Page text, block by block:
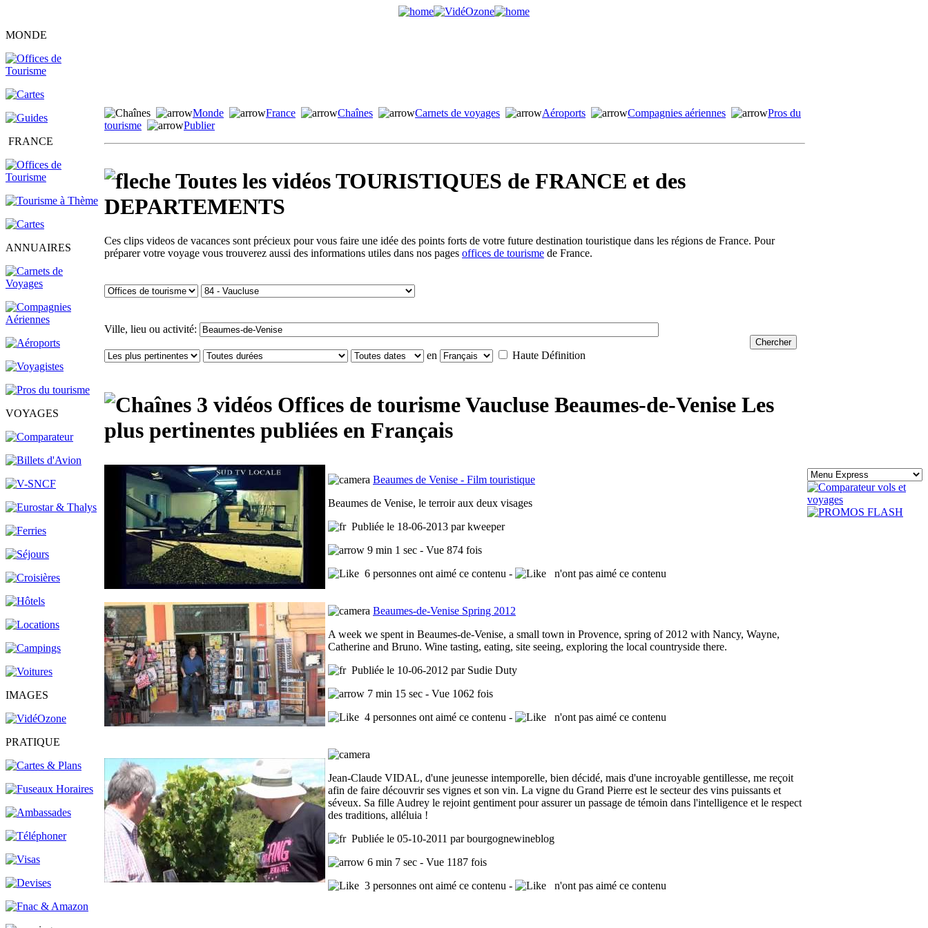
MONDE
FRANCE
ANNUAIRES
VOYAGES
IMAGES
PRATIQUE
Monde France Chaînes Carnets de voyages Aéroports Compagnies aériennes
Pros du
tourisme
Publier
Toutes les vidéos TOURISTIQUES de FRANCE et des
DEPARTEMENTS
Ces clips videos de vacances sont précieux pour vous faire une idée des points forts de votre future destination touristique dans les régions de France. Pour
préparer votre voyage vous trouverez aussi des informations utiles dans nos pages offices de tourisme de France.
Ville, lieu ou activité:
en Haute Définition
3 vidéos Offices de tourisme Vaucluse Beaumes-de-Venise Les
plus pertinentes publiées en Français
Beaumes de Venise - Film touristique
Beaumes de Venise, le terroir aux deux visages
Publiée le 18-06-2013 par kweeper
9 min 1 sec - Vue 874 fois
6 personnes ont aimé ce contenu -
n'ont pas aimé ce contenu
Beaumes-de-Venise Spring 2012
A week we spent in Beaumes-de-Venise, a small town in Provence, spring of 2012 with Nancy, Wayne,
Catherine and Bruno. Wine tasting, eating, site seeing, exploring the local countryside there.
Publiée le 10-06-2012 par Sudie Duty
7 min 15 sec - Vue 1062 fois
4 personnes ont aimé ce contenu -
n'ont pas aimé ce contenu
Jean-Claude VIDAL, d'une jeunesse intemporelle, bien décidé, mais d'une incroyable gentillesse, me reçoit
afin de faire découvrir ses vignes et son vin. La vigne du Grand Pierre est le secteur des vins puissants et
séveux. Sa fille Audrey le rejoint gentiment pour assurer un passage de témoin dans l'intelligence et le respect
des traditions, alléluia !
Publiée le 05-10-2011 par bourgognewineblog
6 min 7 sec - Vue 1187 fois
3 personnes ont aimé ce contenu -
n'ont pas aimé ce contenu